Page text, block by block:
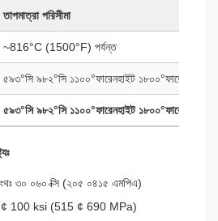
তাপমাত্রা পরিসীমা
~816°C (1500°F) পর্যন্ত
৫৯৩°সি ৯৮২°সি ১১০০°ফারেনহাইট ১৮০০°ফারেনহাইট
৫৯৩°সি ৯৮২°সি ১১০০°ফারেনহাইট ১৮০০°ফারেনহাইট
৩০ ০৬০ ক্সি (২০৫ ০৪১৫ এমপিএ)
¢ 100 ksi (515 ¢ 690 MPa)